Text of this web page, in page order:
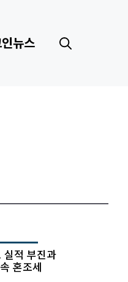
뉴스
실적 부진과
혼조세